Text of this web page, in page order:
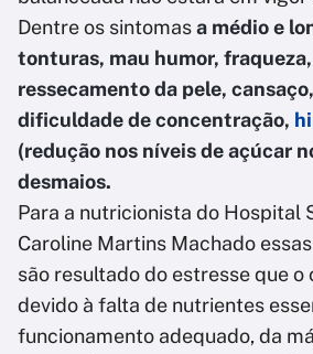
Dentre os sintomasa médio e
tonturas, mau humor,
ressecamento da pele,
dificuldade de concentração,
(redução nos níveis de açúcar
desmaios.
Para a nutricionista do Hospital
Caroline Martins Machado
são resultado do estresse que o
devido à falta de nutrientes
funcionamento adequado, da